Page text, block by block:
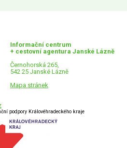
Informační centrum
+ cestovní agentura Janské Lázně
Černohorská 265,
542 25 Janské Lázně
Mapa stránek
podpory Královéhradeckého kraje